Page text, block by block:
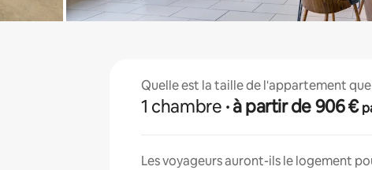
Quelle est la taille de l'appartement
1 chambre · à partir de 906 €
Les voyageurs auront-ils le logement